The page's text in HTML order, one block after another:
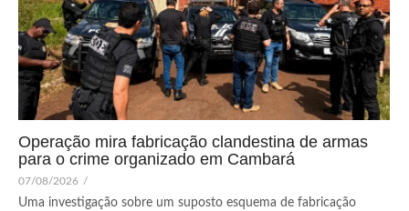
Operação mira fabricação clandestina de armas
para o crime organizado em Cambará
07/08/2026 /
Uma investigação sobre um suposto esquema de fabricação